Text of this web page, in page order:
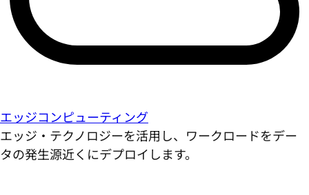
エッジコンピューティング
エッジ・テクノロジーを活用し、ワークロードをデー
タの発生源近くにデプロイします。